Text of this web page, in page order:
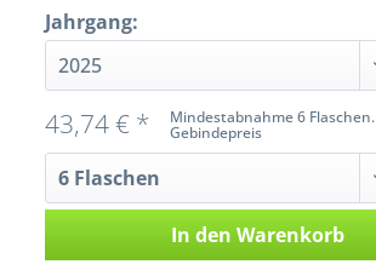
Jahrgang:
Mindestabnahme 6 Flaschen.
Gebindepreis
43,74 € *
In den Warenkorb